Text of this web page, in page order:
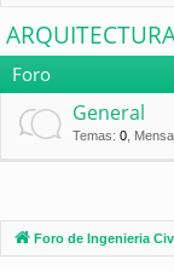
es
rá
pi
d
os
Foro
General
Temas: 0
Foro de Ingenieria